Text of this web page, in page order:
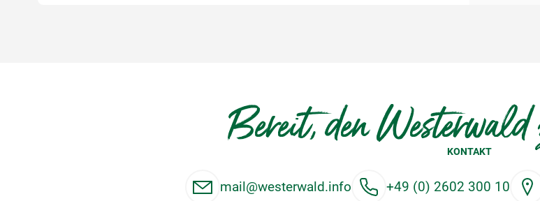
Bereit, den Westerwald
KONTAKT
mail@westerwald.info +49 (0) 2602 300 10